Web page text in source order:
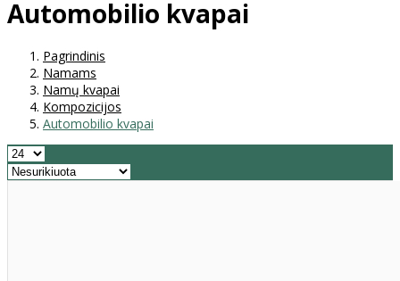
Automobilio kvapai
Pagrindinis
Namams
Namų kvapai
Kompozicijos
Automobilio kvapai